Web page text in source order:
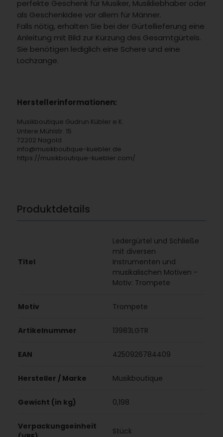
perfekte Geschenk für Musiker, Musikliebhaber oder
als Geschenkidee vor allem für Männer.
Falls nötig, erhalten Sie bei der Gürtellieferung eine
Anleitung mit Bild zur Kürzung des Gesamtgürtels.
Sie benötigen lediglich eine Schere und eine
Lochzange.
Herstellerinformationen:
Musikboutique Gudrun Kübler e.K.
Untere Mühlstr. 15
72202 Nagold
info@musikboutique-kuebler.de
https://musikboutique-kuebler.com/
Produktdetails
Titel
Ledergürtel und Schließe
mit diversen
Instrumenten und
musikalischen Motiven -
Motiv: Trompete
Motiv Trompete
Artikelnummer 13983LGTR
EAN 4250926784409
Hersteller / Marke Musikboutique
Gewicht (in kg) 0,198
Verpackungseinheit
Stück